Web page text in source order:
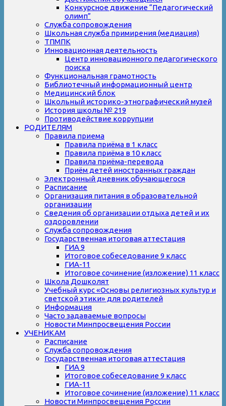
Конкурсное движение “Педагогический
олимп”
Служба сопровождения
Школьная служба примирения (медиация)
ТПМПК
Инновационная деятельность
Центр инновационного педагогического
поиска
Функциональная грамотность
Библиотечный информационный центр
Медицинский блок
Школьный историко-этнографический музей
История школы № 219
Противодействие коррупции
РОДИТЕЛЯМ
Правила приема
Правила приёма в 1 класс
Правила приёма в 10 класс
Правила приёма-перевода
Приём детей иностранных граждан
Электронный дневник обучающегося
Расписание
Организация питания в образовательной
организации
Сведения об организации отдыха детей и их
оздоровлении
Служба сопровождения
Государственная итоговая аттестация
ГИА 9
Итоговое собеседование 9 класс
ГИА-11
Итоговое сочинение (изложение) 11 класс
Школа Дошколят
Учебный курс «Основы религиозных культур и
светской этики» для родителей
Информация
Часто задаваемые вопросы
Новости Минпросвещения России
УЧЕНИКАМ
Расписание
Служба сопровождения
Государственная итоговая аттестация
ГИА 9
Итоговое собеседование 9 класс
ГИА-11
Итоговое сочинение (изложение) 11 класс
Новости Минпросвещения России